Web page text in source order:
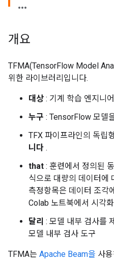
개요
TFMA(TensorFlow Model
위한 라이브러리입니다.
대상 : 기계 학습 엔지니
누구 : TensorFlow 모델
TFX 파이프라인의 독립
니다 .
that : 훈련에서 정의된
식으로 대량의 데이터에
측정항목은 데이터 조각
Colab 노트북에서 시각
달리 : 모델 내부 검사를
모델 내부 검사 도구
TFMA는 Apache Beam을 사